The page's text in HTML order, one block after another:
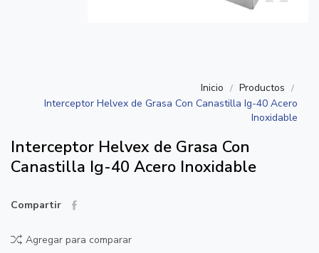
Inicio
Productos
Interceptor Helvex de Grasa Con Canastilla Ig-40 Acero
Inoxidable
Interceptor Helvex de Grasa Con
Canastilla Ig-40 Acero Inoxidable
Compartir
Agregar para comparar